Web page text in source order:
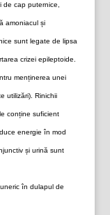
cap puternice,
amoniacul și
sunt legate de lipsa
crizei epileptoide.
menținerea unei
utilizări). Rinichii
conține suficient
energie în mod
și urină sunt
în dulapul de